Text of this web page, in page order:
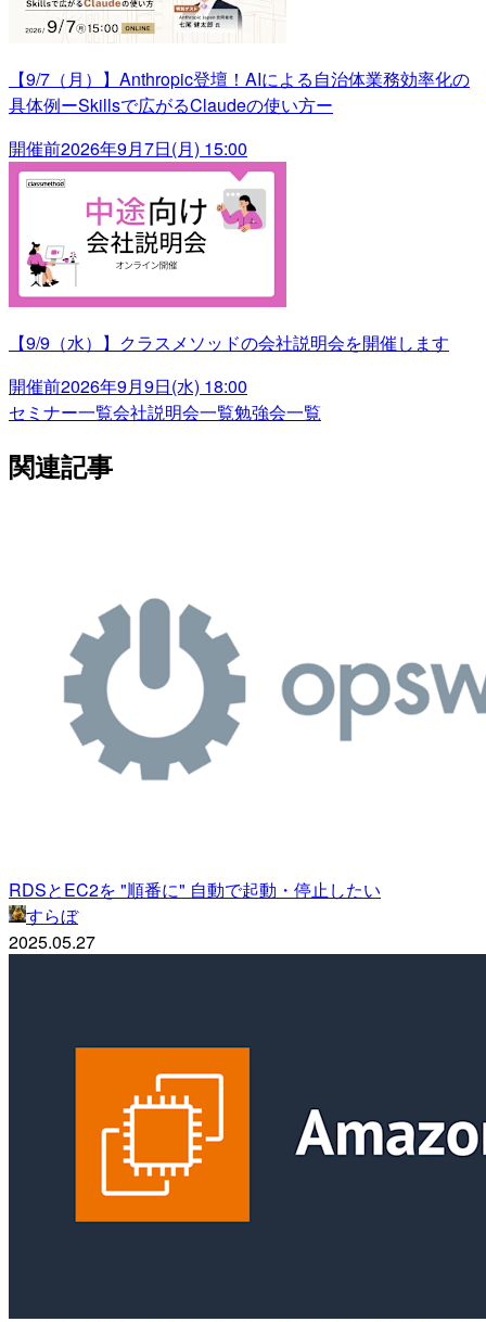
【9/7（月）】Anthropic登壇！AIによる自治体業務効率化の
具体例ーSkillsで広がるClaudeの使い方ー
開催前2026年9月7日(月) 15:00
【9/9（水）】クラスメソッドの会社説明会を開催します
開催前2026年9月9日(水) 18:00
セミナー一覧会社説明会一覧勉強会一覧
関連記事
RDSとEC2を "順番に" 自動で起動・停止したい
すらぼ
2025.05.27